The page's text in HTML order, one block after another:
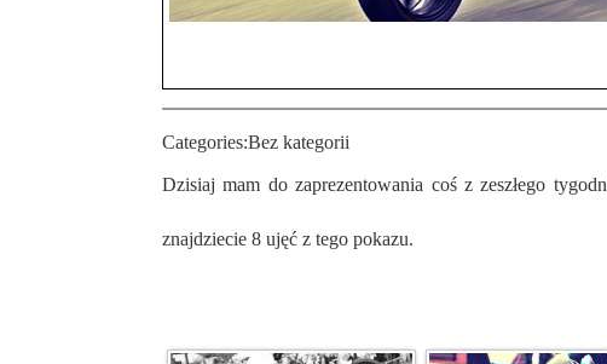
Categories:Bez kategorii
Dzisiaj mam do zaprezentowania coś z zeszłego tygodnia, a dokładnie zdjęcia z pokazu Stuntu Motocyklowego, który odbył się w Rybniku-Niewiadom. W galerii
znajdziecie 8 ujęć z tego pokazu.